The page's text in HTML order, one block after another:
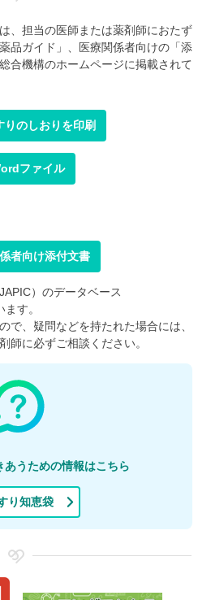
、担当の医師または薬剤師におたず
品ガイド」、医療関係者向けの「添
合機構のホームページに掲載されて
りのしおりを印刷
ファイル
者向け添付文書
）のデータベース
す。
で、疑問などを持たれた場合には、
師に必ずご相談ください。
あうための情報はこちら
り知恵袋